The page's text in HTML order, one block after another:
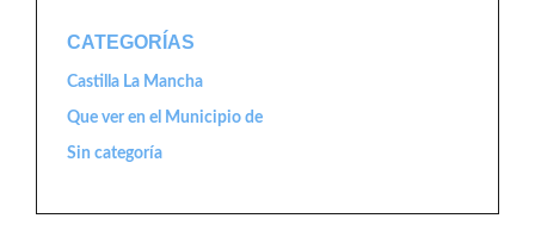
CATEGORÍAS
Castilla La Mancha
Que ver en el Municipio de
Sin categoría